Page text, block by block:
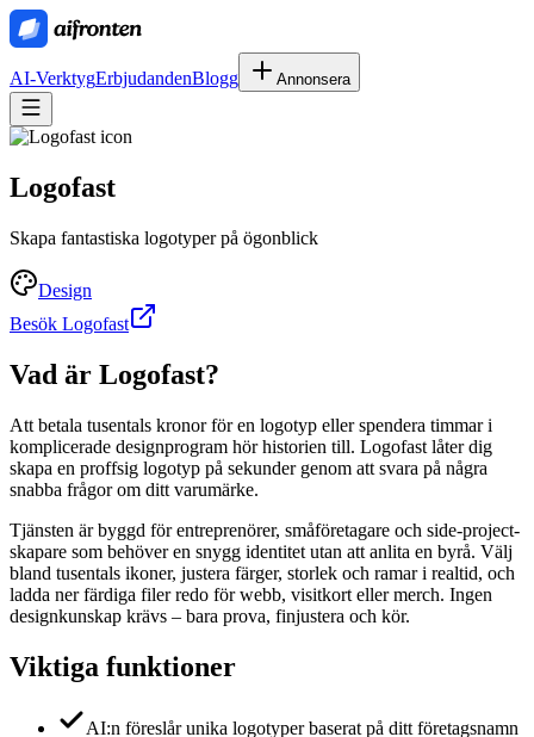
AI-VerktygErbjudandenBlogg Annonsera
Logofast
Skapa fantastiska logotyper på ögonblick
Design
Besök Logofast
Vad är Logofast?
Att betala tusentals kronor för en logotyp eller spendera timmar i
komplicerade designprogram hör historien till. Logofast låter dig
skapa en proffsig logotyp på sekunder genom att svara på några
snabba frågor om ditt varumärke.
Tjänsten är byggd för entreprenörer, småföretagare och side-project-
skapare som behöver en snygg identitet utan att anlita en byrå. Välj
bland tusentals ikoner, justera färger, storlek och ramar i realtid, och
ladda ner färdiga filer redo för webb, visitkort eller merch. Ingen
designkunskap krävs – bara prova, finjustera och kör.
Viktiga funktioner
AI:n föreslår unika logotyper baserat på ditt företagsnamn